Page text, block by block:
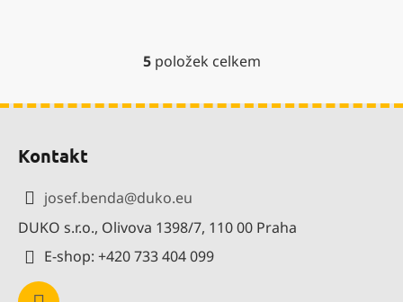
O
l
p
r
v
5položek celkem
Kontakt
josef.benda@duko.eu
DUKO s.r.o., Olivova 1398/7, 110 00 Praha
E-shop: +420 733 404 099